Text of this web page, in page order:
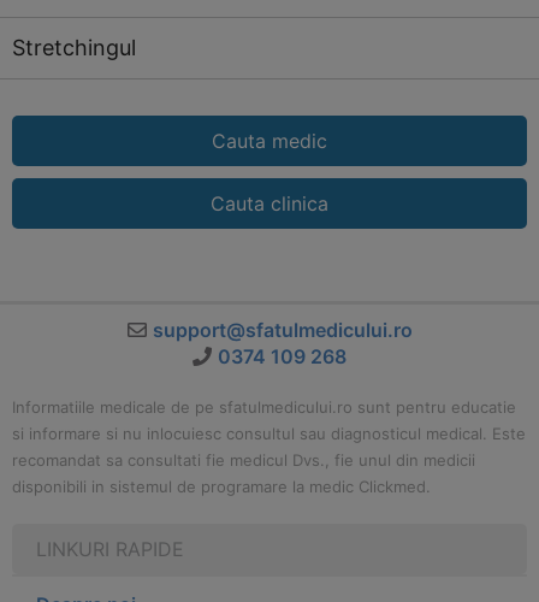
Stretchingul
Cauta medic
Cauta clinica
support@sfatulmedicului.ro
0374 109 268
Informatiile medicale de pe sfatulmedicului.ro sunt pentru educatie
si informare si nu inlocuiesc consultul sau diagnosticul medical. Este
recomandat sa consultati fie medicul Dvs., fie unul din medicii
disponibili in sistemul de programare la medic Clickmed.
LINKURI RAPIDE